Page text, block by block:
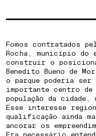
Fomos contratados
Rocha, município do
construir o
Benedito Bueno de
o parque poderia ser
importante centro de
população da cidade,
Esse interesse
qualificação ainda
ancorar os
Era necessário